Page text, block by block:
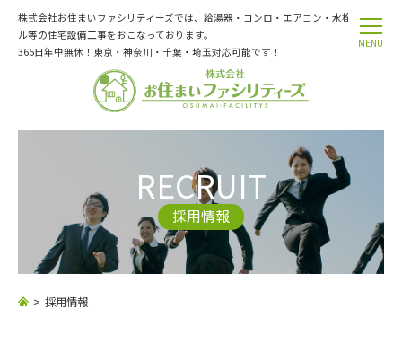
株式会社お住まいファシリティーズでは、給湯器・コンロ・エアコン・水栓トラブ
ル等の住宅設備工事をおこなっております。
365日年中無休！東京・神奈川・千葉・埼玉対応可能です！
MENU
RECRUIT
採用情報
採用情報